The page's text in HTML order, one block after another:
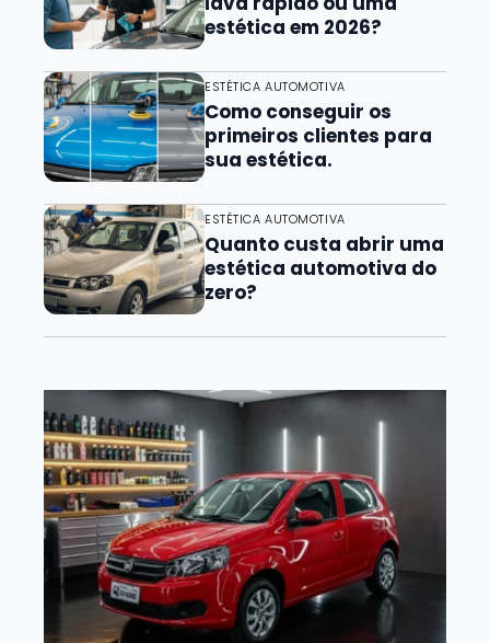
estética em 2026?
ESTÉTICA AUTOMOTIVA
Como conseguir os
primeiros clientes para
sua estética.
ESTÉTICA AUTOMOTIVA
Quanto custa abrir uma
estética automotiva do
zero?